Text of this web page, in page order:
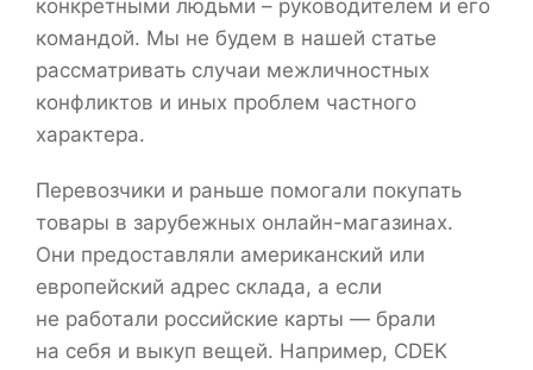
конкретными людьми – руководителем и его
командой. Мы не будем в нашей статье
рассматривать случаи межличностных
конфликтов и иных проблем частного
характера.
Перевозчики и раньше помогали покупать
товары в зарубежных онлайн-магазинах.
Они предоставляли американский или
европейский адрес склада, а если
не работали российские карты — брали
на себя и выкуп вещей. Например, CDEK